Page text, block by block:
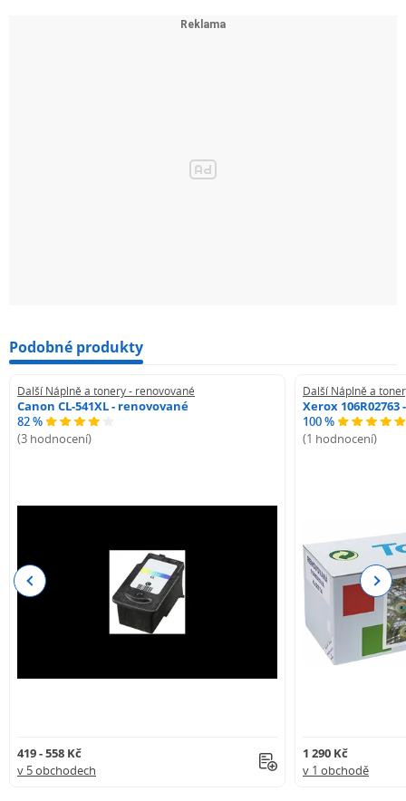
Podobné produkty
Další Náplně a tonery - renovované
Canon CL-541XL - renovované
82 %
(3 hodnocení)
419 - 558 Kč
v 5 obchodech
Další Náplně a
Xerox
100 %
(1 hodnocení)
1 290 Kč
v 1 obchodě
Previous Next